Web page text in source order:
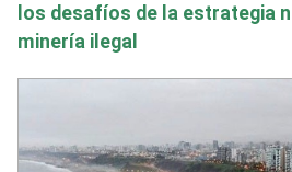
los desafíos de la estrategia
minería ilegal